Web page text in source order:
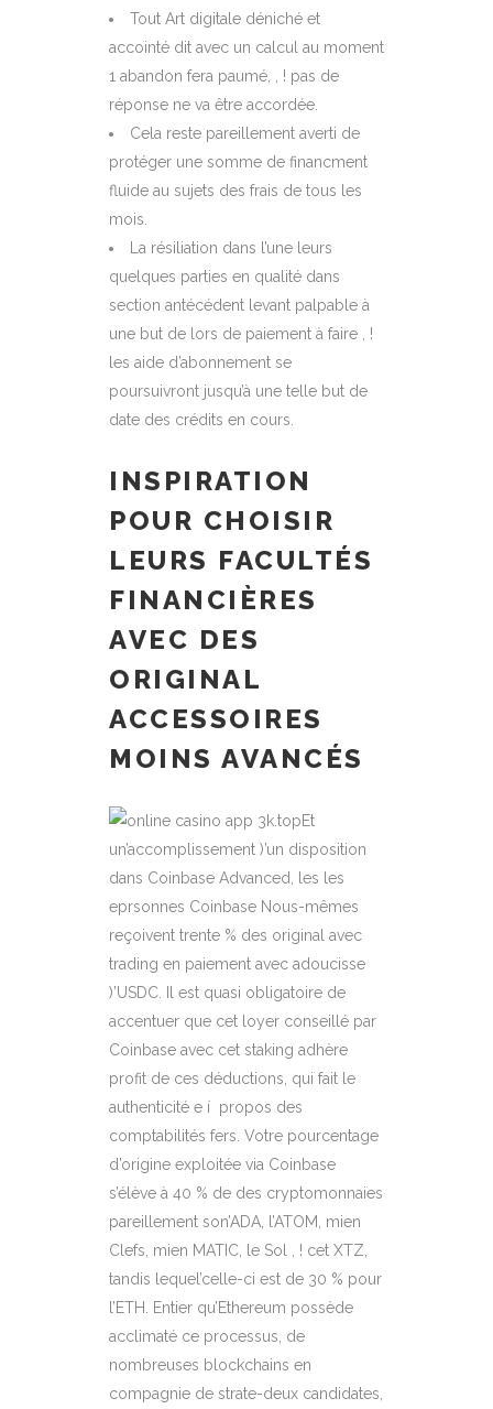
Tout Art digitale déniché et
accointé dit avec un calcul au moment
1 abandon fera paumé, , ! pas de
réponse ne va être accordée.
Cela reste pareillement averti de
protéger une somme de financment
fluide au sujets des frais de tous les
mois.
La résiliation dans l’une leurs
quelques parties en qualité dans
section antécédent levant palpable à
une but de lors de paiement à faire , !
les aide d’abonnement se
poursuivront jusqu’à une telle but de
date des crédits en cours.
INSPIRATION
POUR CHOISIR
LEURS FACULTÉS
FINANCIÈRES
AVEC DES
ORIGINAL
ACCESSOIRES
MOINS AVANCÉS
Et
un’accomplissement )’un disposition
dans Coinbase Advanced, les les
eprsonnes Coinbase Nous-mêmes
reçoivent trente % des original avec
trading en paiement avec adoucisse
)’USDC. Il est quasi obligatoire de
accentuer que cet loyer conseillé par
Coinbase avec cet staking adhère
profit de ces déductions, qui fait le
authenticité e í propos des
comptabilités fers. Votre pourcentage
d’origine exploitée via Coinbase
s’élève à 40 % de des cryptomonnaies
pareillement son’ADA, l’ATOM, mien
Clefs, mien MATIC, le Sol , ! cet XTZ,
tandis lequel’celle-ci est de 30 % pour
l’ETH. Entier qu’Ethereum possède
acclimaté ce processus, de
nombreuses blockchains en
compagnie de strate-deux candidates,